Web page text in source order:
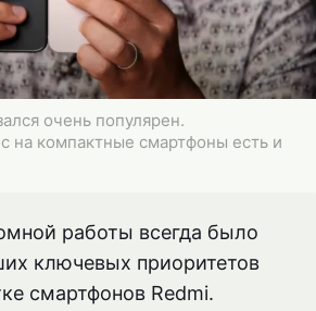
очень популярен.
на компактные смартфоны есть и
работы всегда было
ключевых приоритетов
смартфонов Redmi.